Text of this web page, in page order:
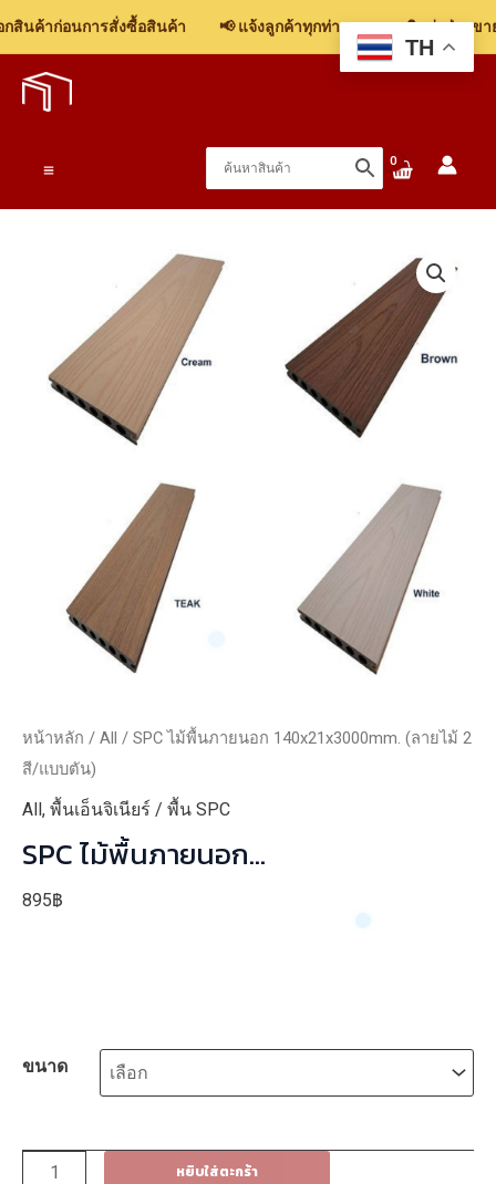
สินค้าก่อนการสั่งซื้อสินค้า 📢 แจ้งลูกค้าทุกท่าน: รบกวนติดต่อฝ่ายขา
หน้าหลัก / All / SPC ไม้พื้นภายนอก 140x21x3000mm. (ลายไม้ 2
สี/แบบตัน)
All, พื้นเอ็นจิเนียร์ / พื้น SPC
SPC ไม้พื้นภายนอก
140x21x3000mm. (ลายไม้ 2 สี/แบบ
ตัน)
895฿
ขนาด
จำนวน
หยิบใส่ตะกร้า
TH